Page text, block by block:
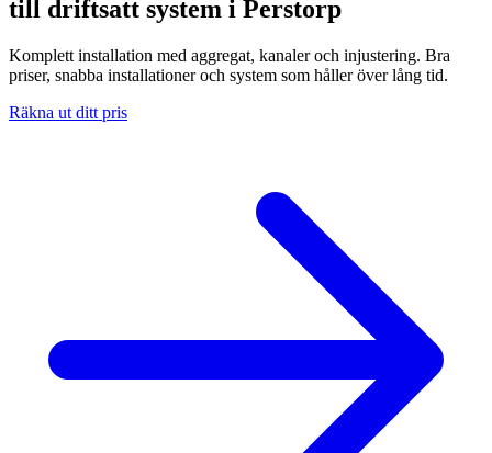
till driftsatt system i Perstorp
Komplett installation med aggregat, kanaler och injustering. Bra
priser, snabba installationer och system som håller över lång tid.
Räkna ut ditt pris